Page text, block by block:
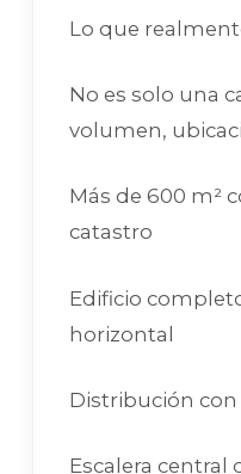
Lo que
No es solo una
volumen,
Más de 600 m²
catastro
Edificio
horizontal
Distribución
Escalera central